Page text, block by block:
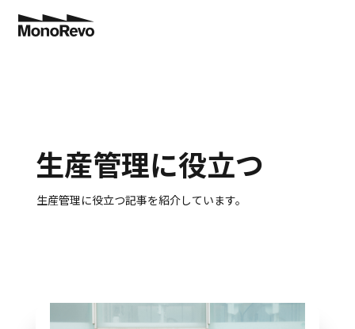
生産管理に役立つ
生産管理に役立つ記事を紹介しています。
機能
導入事例
料金